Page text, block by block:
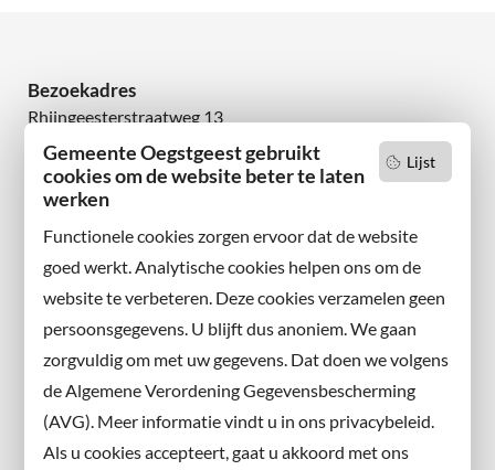
Lijst
Gemeente Oegstgeest gebruikt
cookies om de website beter te laten
werken
Functionele cookies zorgen ervoor dat de website
goed werkt. Analytische cookies helpen ons om de
website te verbeteren. Deze cookies verzamelen geen
persoonsgegevens. U blijft dus anoniem. We gaan
zorgvuldig om met uw gegevens. Dat doen we volgens
de Algemene Verordening Gegevensbescherming
(AVG). Meer informatie vindt u in ons privacybeleid.
Als u cookies accepteert, gaat u akkoord met ons
Bezoekadres
Rhijngeesterstraatweg 13
2342 AN Oegstgeest
Wilt u niets missen?
en volg ons ook op sociale media.
Facebook
X
Instagram
Contact met de gemeente